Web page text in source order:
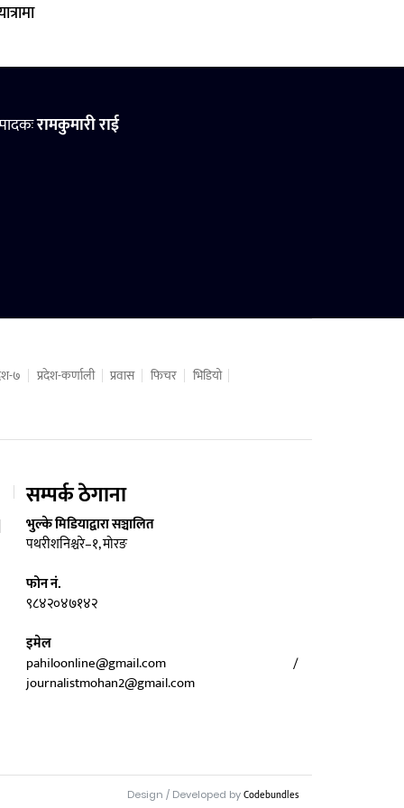
रामकुमारी राई
७ प्रदेश-कर्णाली प्रवास फिचर भिडियो
सम्पर्क ठेगाना
भुल्के मिडियाद्वारा सञ्चालित
पथरीशनिश्चरे–१, मोरङ
फोन नं.
९८४२०४७१४२
इमेल
pahiloonline@gmail.com /
journalistmohan2@gmail.com
Design / Developed byCodebundles